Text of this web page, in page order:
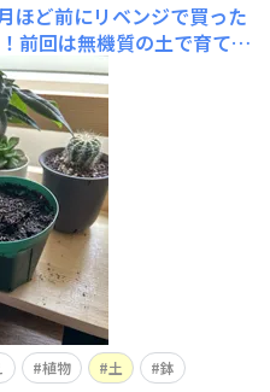
ほど前にリベンジで買った
前回は無機質の土で育てて
イソーの観葉植物の土(有
た枯らしてしまったらダ
機土...自然のものから作ら
野菜、花向き※無機土...栄
植物 土
鉢